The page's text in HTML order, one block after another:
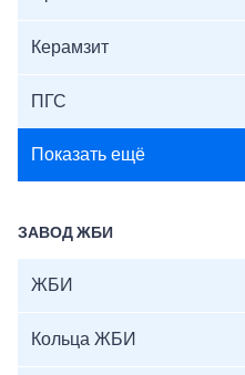
Керамзит
ПГС
Показать ещё
ЗАВОД ЖБИ
ЖБИ
Кольца ЖБИ